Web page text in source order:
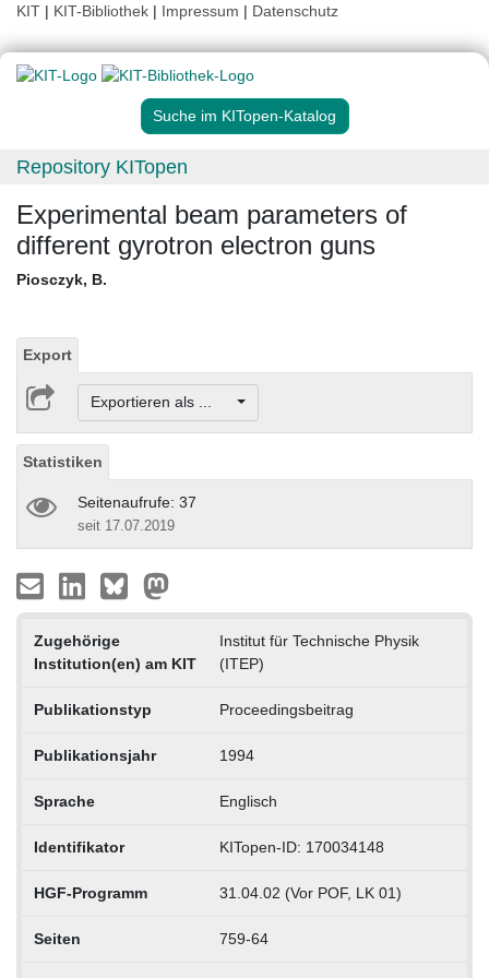
KIT | KIT-Bibliothek | Impressum | Datenschutz
Suche im KITopen-Katalog
Repository KITopen
Experimental beam parameters of
different gyrotron electron guns
Piosczyk, B.
Export
Exportieren als ...
Statistiken
Seitenaufrufe: 37
seit 17.07.2019
Zugehörige
Institution(en) am KIT
Institut für Technische Physik
(ITEP)
Publikationstyp Proceedingsbeitrag
Publikationsjahr 1994
Sprache Englisch
Identifikator KITopen-ID: 170034148
HGF-Programm 31.04.02 (Vor POF, LK 01)
Seiten 759-64